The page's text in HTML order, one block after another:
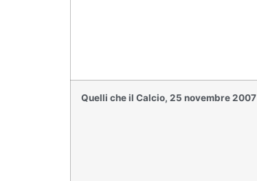
Quelli che il Calcio, 25 novembre 2007